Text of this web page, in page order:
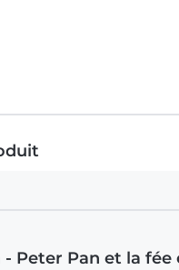
- Peter Pan et la